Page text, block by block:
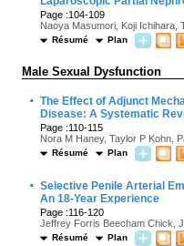
Page :104-109
Naoya Masumori, Koji Ichihara,
Résumé Plan
Male Sexual Dysfunction
· The Effect of Adjunct
Disease: A Systematic
Page :110-115
Nora M Haney, Taylor P Kohn,
Résumé Plan
· Selective Penile Arterial
An 18-Year Experience
Page :116-120
Jeffrey Forris Beecham Chick,
Résumé Plan